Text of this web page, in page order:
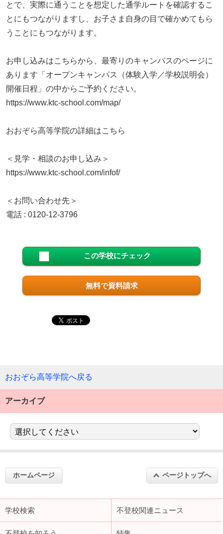
とで、実際に通うことを想定した通学ルートを確認するこ
とにもつながりますし、お子さま自身の目で確かめてもら
うことにもつながります。
お申し込みはこちらから、最寄りのキャンパスのページに
あります「オープンキャンパス（体験入学／学校説明会）
開催日程」の中からご予約ください。
https://www.ktc-school.com/map/
おおぞら高等学院の詳細はこちら
＜見学・相談のお申し込み＞
https://www.ktc-school.com/infof/
＜お問い合わせ先＞
電話 : 0120-12-3796
この学校にチェック
無料で資料請求
おおぞら高等学院へ戻る
アーカイブ
ホームページ ページトップへ
学校検索 不登校関連ニュース